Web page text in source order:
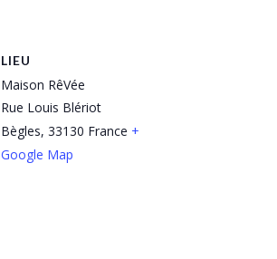
LIEU
Maison RêVée
Rue Louis Blériot
Bègles, 33130 France +
Google Map